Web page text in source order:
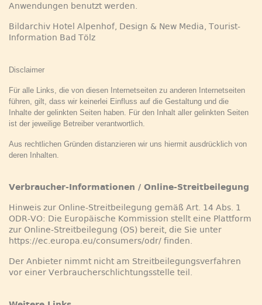
Anwendungen benutzt werden.
Bildarchiv Hotel Alpenhof, Design & New Media, Tourist-
Information Bad Tölz
Disclaimer
Für alle Links, die von diesen Internetseiten zu anderen Internetseiten
führen, gilt, dass wir keinerlei Einfluss auf die Gestaltung und die
Inhalte der gelinkten Seiten haben. Für den Inhalt aller gelinkten Seiten
ist der jeweilige Betreiber verantwortlich.
Aus rechtlichen Gründen distanzieren wir uns hiermit ausdrücklich von
deren Inhalten.
Verbraucher-Informationen / Online-Streitbeilegung
Hinweis zur Online-Streitbeilegung gemäß Art. 14 Abs. 1
ODR-VO: Die Europäische Kommission stellt eine Plattform
zur Online-Streitbeilegung (OS) bereit, die Sie unter
https://ec.europa.eu/consumers/odr/ finden.
Der Anbieter nimmt nicht am Streitbeilegungsverfahren
vor einer Verbraucherschlichtungsstelle teil.